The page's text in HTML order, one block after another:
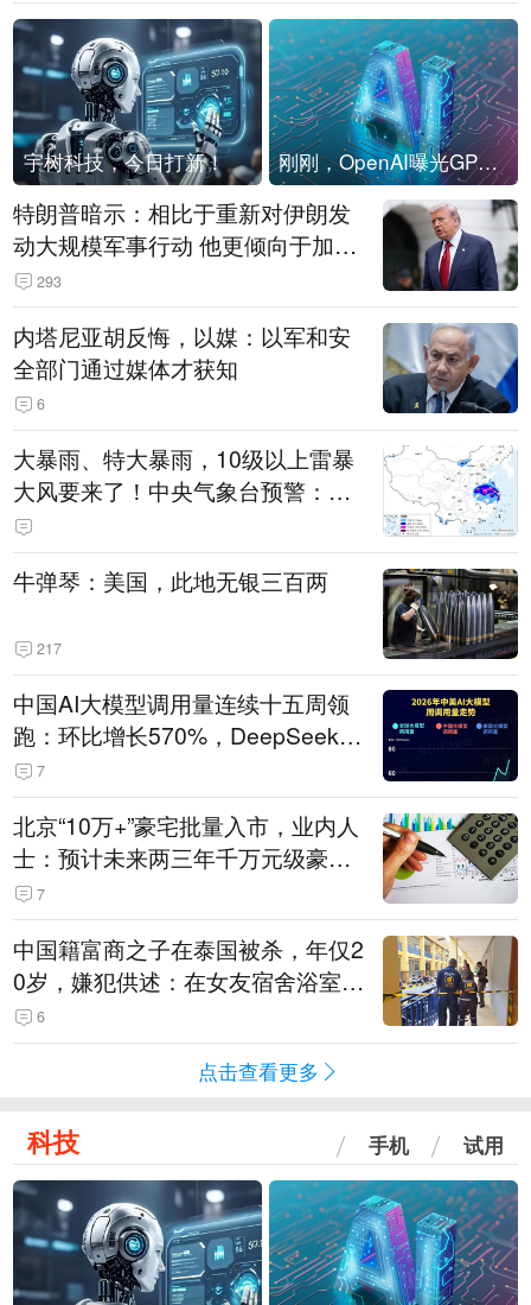
宇树科技，今日打新！ 刚刚，OpenAI曝光GPT-6！传10万亿参数，8月强行发布
特朗普暗示：相比于重新对伊朗发
动大规模军事行动 他更倾向于加大
经济施压
293
内塔尼亚胡反悔，以媒：以军和安
全部门通过媒体才获知
6
大暴雨、特大暴雨，10级以上雷暴
大风要来了！中央气象台预警：今
天到明天，浙江、安徽有特大暴雨
牛弹琴：美国，此地无银三百两
217
中国AI大模型调用量连续十五周领
跑：环比增长570%，DeepSeek-V
4-Flash正式版登顶！MiniMax M
3、阶跃星辰Step 3.7 Flash跌出榜
单
7
北京“10万+”豪宅批量入市，业内人
士：预计未来两三年千万元级豪宅
潜在供应达万套！谁在买单？
7
中国籍富商之子在泰国被杀，年仅2
0岁，嫌犯供述：在女友宿舍浴室发
现他，持刀询问身份时发生拉扯
6
点击查看更多
科技 手机 试用